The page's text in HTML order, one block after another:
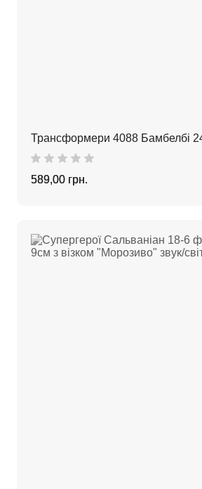
Трансформери 4088 Бамбелбі
589,00 грн.